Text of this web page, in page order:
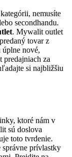
nemusíte
secondhandu.
. Mywalit outlet
tovar z
nové,
predajniach za
si najbližšiu
ktoré nám v
sú doslova
toto tvrdenie.
správne prívlastky